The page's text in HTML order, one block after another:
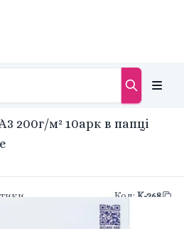
200г/м² 10арк в папці
Код: K-268